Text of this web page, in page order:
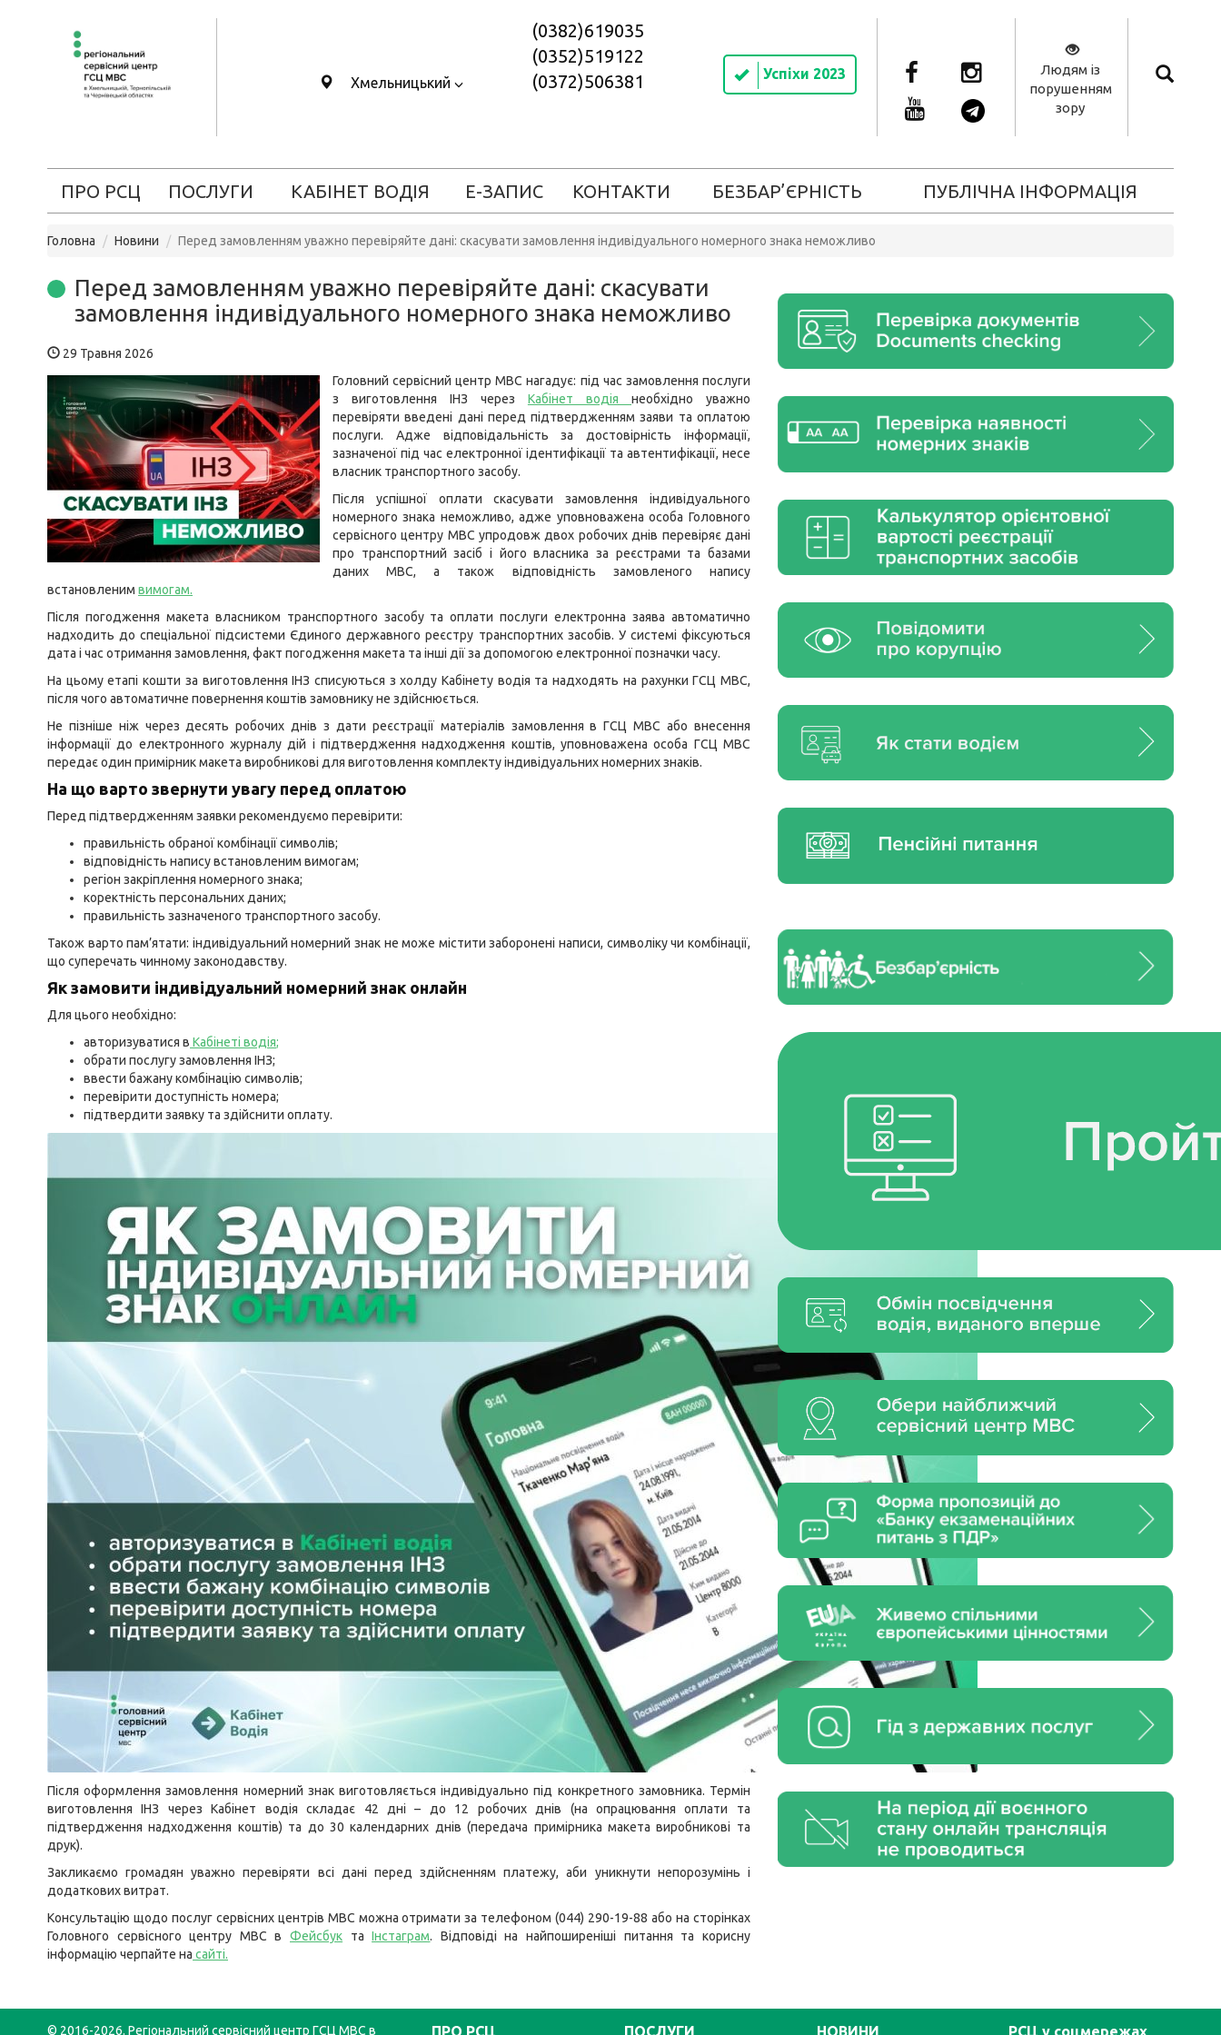
Хмельницький
(0382)619035
(0352)519122
(0372)506381
Успіхи 2023
Людям із
порушенням
зору
ПРО РСЦ ПОСЛУГИ КАБІНЕТ ВОДІЯ Е-ЗАПИС КОНТАКТИ БЕЗБАР’ЄРНІСТЬ ПУБЛІЧНА ІНФОРМАЦІЯ
Головна Новини Перед замовленням уважно перевіряйте дані: скасувати замовлення індивідуального номерного знака неможливо
Перед замовленням уважно перевіряйте дані: скасувати
замовлення індивідуального номерного знака неможливо
29 Травня 2026
Головний сервісний центр МВС нагадує: під час замовлення послуги
з виготовлення ІНЗ через Кабінет водія
необхідно уважно
перевіряти введені дані перед підтвердженням заяви та оплатою
послуги. Адже відповідальність за достовірність інформації,
зазначеної під час електронної ідентифікації та автентифікації, несе
власник транспортного засобу.
Після успішної оплати скасувати замовлення індивідуального
номерного знака неможливо, адже уповноважена особа Головного
сервісного центру МВС упродовж двох робочих днів перевіряє дані
про транспортний засіб і його власника за реєстрами та базами
даних МВС, а також відповідність замовленого напису
встановленим вимогам.
Після погодження макета власником транспортного засобу та оплати послуги електронна заява автоматично
надходить до спеціальної підсистеми Єдиного державного реєстру транспортних засобів. У системі фіксуються
дата і час отримання замовлення, факт погодження макета та інші дії за допомогою електронної позначки часу.
На цьому етапі кошти за виготовлення ІНЗ списуються з холду Кабінету водія та надходять на рахунки ГСЦ МВС,
після чого автоматичне повернення коштів замовнику не здійснюється.
Не пізніше ніж через десять робочих днів з дати реєстрації матеріалів замовлення в ГСЦ МВС або внесення
інформації до електронного журналу дій і підтвердження надходження коштів, уповноважена особа ГСЦ МВС
передає один примірник макета виробникові для виготовлення комплекту індивідуальних номерних знаків.
На що варто звернути увагу перед оплатою
Перед підтвердженням заявки рекомендуємо перевірити:
правильність обраної комбінації символів;
відповідність напису встановленим вимогам;
регіон закріплення номерного знака;
коректність персональних даних;
правильність зазначеного транспортного засобу.
Також варто пам’ятати: індивідуальний номерний знак не може містити заборонені написи, символіку чи комбінації,
що суперечать чинному законодавству.
Як замовити індивідуальний номерний знак онлайн
Для цього необхідно:
авторизуватися в Кабінеті водія;
обрати послугу замовлення ІНЗ;
ввести бажану комбінацію символів;
перевірити доступність номера;
підтвердити заявку та здійснити оплату.
Після оформлення замовлення номерний знак виготовляється індивідуально під конкретного замовника. Термін
виготовлення ІНЗ через Кабінет водія складає 42 дні – до 12 робочих днів (на опрацювання оплати та
підтвердження надходження коштів) та до 30 календарних днів (передача примірника макета виробникові та
друк).
Закликаємо громадян уважно перевіряти всі дані перед здійсненням платежу, аби уникнути непорозумінь і
додаткових витрат.
Консультацію щодо послуг сервісних центрів МВС можна отримати за телефоном (044) 290-19-88 або на сторінках
Головного сервісного центру МВС вФейсбук таІнстаграм. Відповіді на найпоширеніші питання та корисну
інформацію черпайте на сайті.
© 2016-2026. Регіональний сервісний центр ГСЦ МВС в ПРО РСЦ ПОСЛУГИ НОВИНИ РСЦ у соцмережах